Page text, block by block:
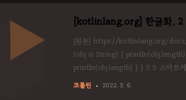
[kotlinlang.org] 한글화. 2
[원본] https://kotlinlang.org/
(obj is String) {
println(obj.length) } } 5 5 스마트케
산자를 통해서 타입을 보장할 수 있
코틀린 2022. 5. 6.